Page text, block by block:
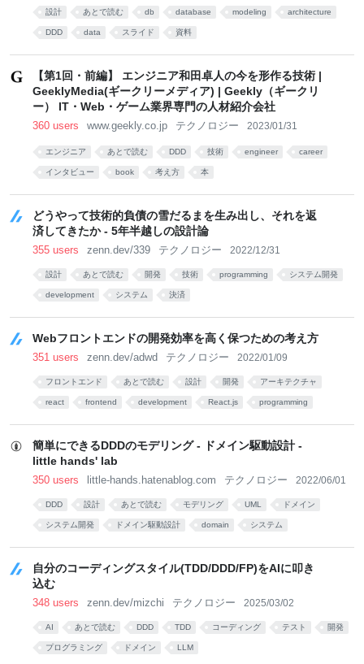
設計 あとで読む db database modeling architecture
DDD data スライド 資料
【第1回・前編】 エンジニア和田卓人の今を形作る技術 |
GeeklyMedia(ギークリーメディア) | Geekly（ギークリ
ー） IT・Web・ゲーム業界専門の人材紹介会社
360 users www.geekly.co.jp テクノロジー 2023/01/31
エンジニア あとで読む DDD 技術 engineer career
インタビュー book 考え方 本
どうやって技術的負債の雪だるまを生み出し、それを返
済してきたか - 5年半越しの設計論
355 users zenn.dev/339 テクノロジー 2022/12/31
設計 あとで読む 開発 技術 programming システム開発
development システム 決済
Webフロントエンドの開発効率を高く保つための考え方
351 users zenn.dev/adwd テクノロジー 2022/01/09
フロントエンド あとで読む 設計 開発 アーキテクチャ
react frontend development React.js programming
簡単にできるDDDのモデリング - ドメイン駆動設計 -
little hands' lab
350 users little-hands.hatenablog.com テクノロジー 2022/06/01
DDD 設計 あとで読む モデリング UML ドメイン
システム開発 ドメイン駆動設計 domain システム
自分のコーディングスタイル(TDD/DDD/FP)をAIに叩き
込む
348 users zenn.dev/mizchi テクノロジー 2025/03/02
AI あとで読む DDD TDD コーディング テスト 開発
プログラミング ドメイン LLM